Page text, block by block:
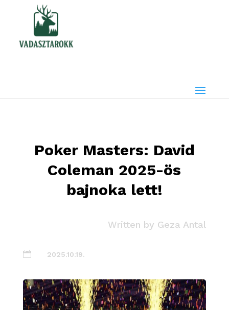
Poker Masters: David
Coleman 2025-ös
bajnoka lett!
Written by Geza Antal
 2025.10.19.